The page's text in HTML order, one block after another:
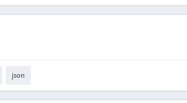
json